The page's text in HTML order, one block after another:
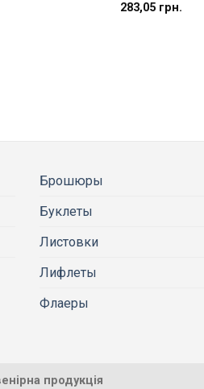
283,05 грн.
Брошюры
Буклеты
Листовки
Лифлеты
Флаеры
продукція